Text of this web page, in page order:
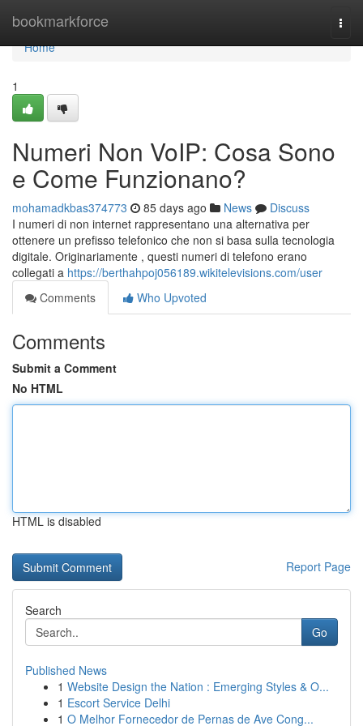
bookmarkforce
Home
Home
1
Numeri Non VoIP: Cosa Sono
e Come Funzionano?
mohamadkbas374773 85 days ago News
Discuss
I numeri di non internet rappresentano una alternativa per
ottenere un prefisso telefonico che non si basa sulla tecnologia
digitale. Originariamente , questi numeri di telefono erano
collegati a https://berthahpoj056189.wikitelevisions.com/user
Comments
Who Upvoted
Comments
Submit a Comment
No HTML
HTML is disabled
Report Page
Search
Go
Published News
1 Website Design the Nation : Emerging Styles & O...
1 Escort Service Delhi
1 O Melhor Fornecedor de Pernas de Ave Cong...